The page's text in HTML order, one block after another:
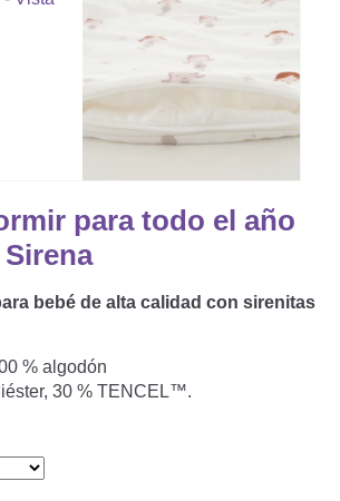
De Colecho, Cuna & Co
Infantiles Y Juveniles
De Colchón
Recambio
DORMIR
Elegir Un Saco De Dormir Para
Dormir Para Todo El Año
Dormir Con Piernas
Dormir De Verano
Dormir Interior
NÓRDICOS Y ALMOHADAS
Nórdicos Y Almohadas Para
Para Bebé
LACTANCIA Y MANTITA DE
DEL DESARROLLO
para todo el año
bebé de alta calidad con sirenitas
% algodón
30 % TENCEL™.